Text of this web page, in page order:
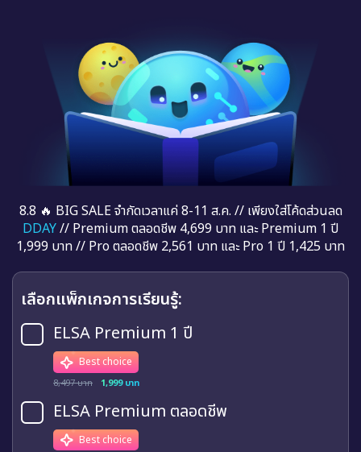
8.8 🔥 BIG SALE จำกัดเวลาแค่ 8-11 ส.ค. // เพียงใส่โค้ดส่วนลด
DDAY// Premium ตลอดชีพ 4,699 บาท และ Premium 1 ปี
1,999 บาท // Pro ตลอดชีพ 2,561 บาท และ Pro 1 ปี 1,425 บาท
เลือกแพ็กเกจการเรียนรู้:
ELSA Premium 1 ปี
Best choice
8,497 บาท 1,999 บาท
ELSA Premium ตลอดชีพ
Best choice